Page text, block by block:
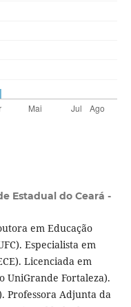
Estadual do Ceará -
em Educação
Especialista em
Licenciada em
UniGrande Fortaleza).
Professora Adjunta da